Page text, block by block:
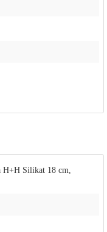
H+H Silikat 18 cm,